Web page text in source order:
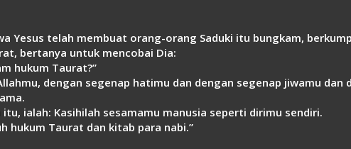
Yesus telah membuat orang-orang Saduki itu bungkam,
bertanya untuk mencobai Dia:
hukum Taurat?”
dengan segenap hatimu dan dengan segenap jiwamu dan
ialah: Kasihilah sesamamu manusia seperti dirimu sendiri.
hukum Taurat dan kitab para nabi.”